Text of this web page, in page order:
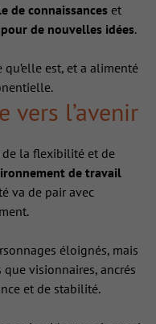
de connaissances et
de nouvelles idées.
est, et a alimenté
vers l’avenir
de la flexibilité et de
de travail
va de pair avec
éloignés, mais
que visionnaires, ancrés
et de stabilité.